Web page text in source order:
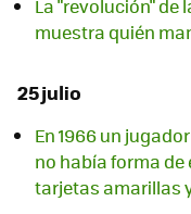
La "revolución" de
muestra quién
25 julio
En 1966 un
no había forma
tarjetas amarillas